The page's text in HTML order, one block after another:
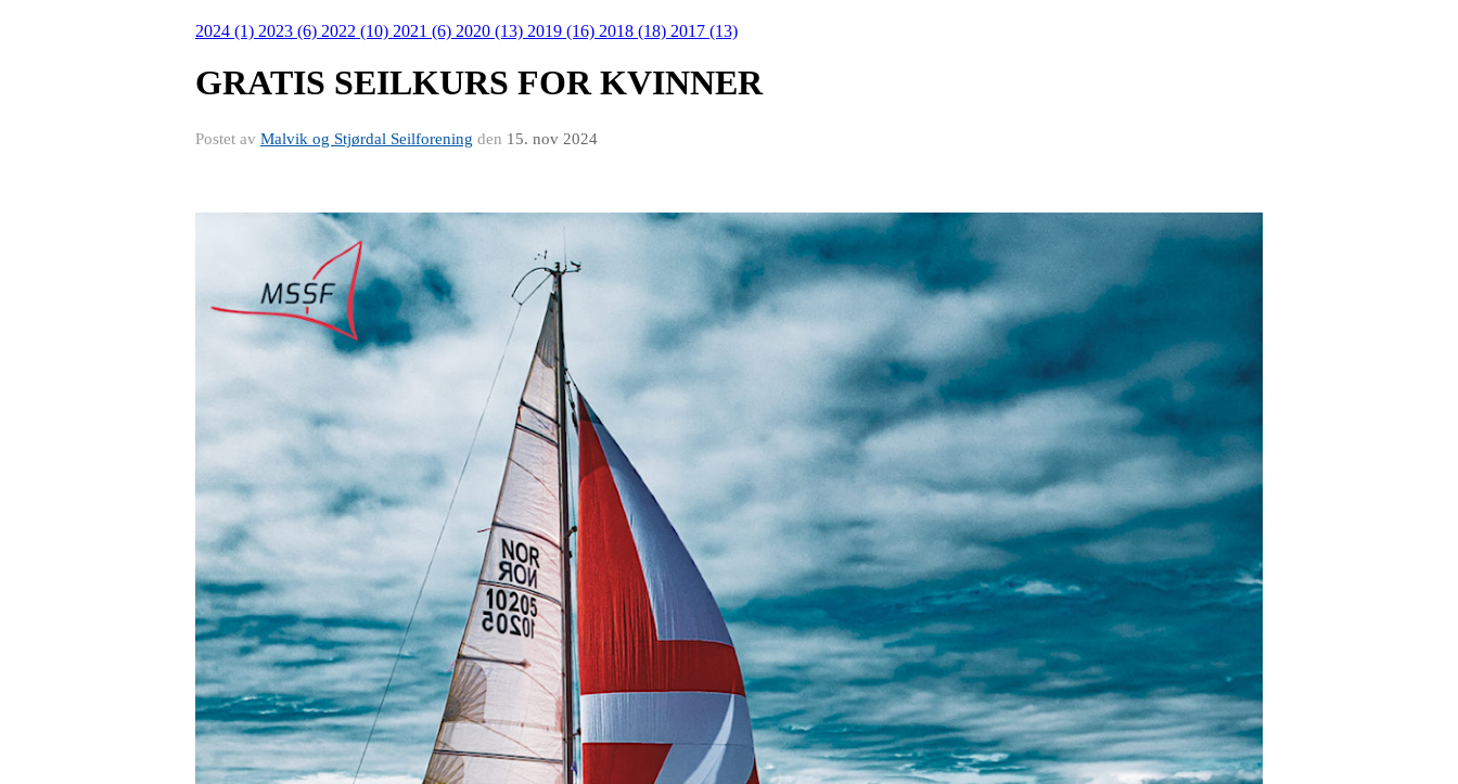
2024 (1) 2023 (6) 2022 (10) 2021 (6) 2020 (13) 2019 (16) 2018 (18) 2017 (13)
GRATIS SEILKURS FOR KVINNER
Postet av Malvik og Stjørdal Seilforening den 15. nov 2024